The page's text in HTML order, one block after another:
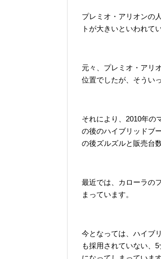
プレミオ・アリオンの
トが大きいといわれて
元々、プレミオ・アリ
位置でしたが、そうい
それにより、2010年の
の後のハイブリッドブ
の後ズルズルと販売台
最近では、カローラの
まっています。
今となっては、ハイブ
も採用されていない、